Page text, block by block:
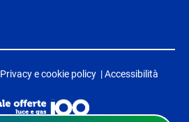
Privacy e cookie policy |Accessibilità